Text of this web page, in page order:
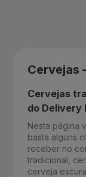
Cervejas
Cervejas
do Delivery
Nesta página
basta alguns
receber no
tradicional,
cerveja